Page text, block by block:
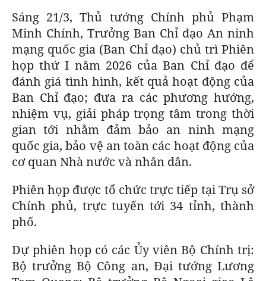
Sáng 21/3, Thủ tướng Chính phủ Phạm
Minh Chính, Trưởng Ban Chỉ đạo An ninh
mạng quốc gia (Ban Chỉ đạo) chủ trì Phiên
họp thứ I năm 2026 của Ban Chỉ đạo để
đánh giá tình hình, kết quả hoạt động của
Ban Chỉ đạo; đưa ra các phương hướng,
nhiệm vụ, giải pháp trọng tâm trong thời
gian tới nhằm đảm bảo an ninh mạng
quốc gia, bảo vệ an toàn các hoạt động của
cơ quan Nhà nước và nhân dân.
Phiên họp được tổ chức trực tiếp tại Trụ sở
Chính phủ, trực tuyến tới 34 tỉnh, thành
phố.
Dự phiên họp có các Ủy viên Bộ Chính trị:
Bộ trưởng Bộ Công an, Đại tướng Lương